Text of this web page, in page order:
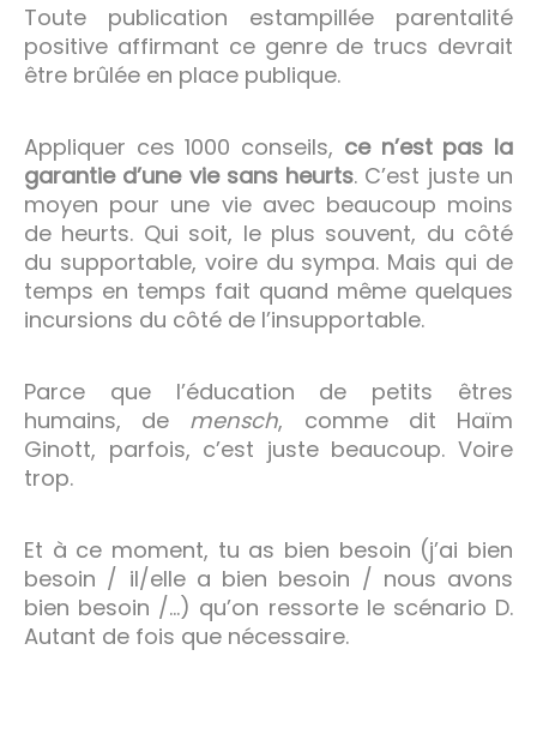
Toute publication estampillée parentalité
positive affirmant ce genre de trucs devrait
être brûlée en place publique.
Appliquer ces 1000 conseils, ce n’est pas la
garantie d’une vie sans heurts. C’est juste un
moyen pour une vie avec beaucoup moins
de heurts. Qui soit, le plus souvent, du côté
du supportable, voire du sympa. Mais qui de
temps en temps fait quand même quelques
incursions du côté de l’insupportable.
Parce que l’éducation de petits êtres
humains, de mensch, comme dit Haïm
Ginott, parfois, c’est juste beaucoup. Voire
trop.
Et à ce moment, tu as bien besoin (j’ai bien
besoin / il/elle a bien besoin / nous avons
bien besoin /…) qu’on ressorte le scénario D.
Autant de fois que nécessaire.